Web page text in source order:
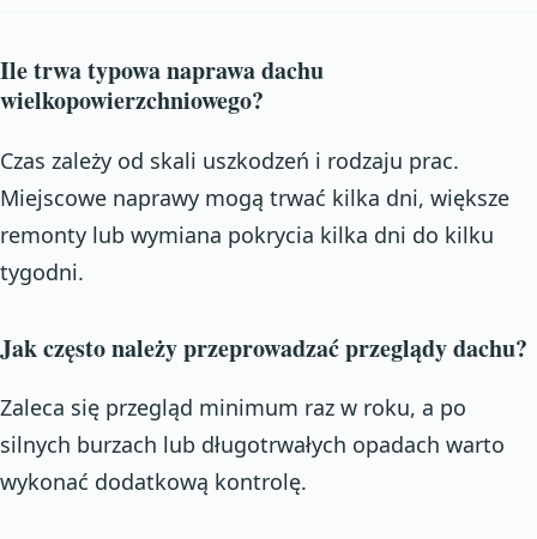
Ile trwa typowa naprawa dachu
wielkopowierzchniowego?
Czas zależy od skali uszkodzeń i rodzaju prac.
Miejscowe naprawy mogą trwać kilka dni, większe
remonty lub wymiana pokrycia kilka dni do kilku
tygodni.
Jak często należy przeprowadzać przeglądy dachu?
Zaleca się przegląd minimum raz w roku, a po
silnych burzach lub długotrwałych opadach warto
wykonać dodatkową kontrolę.